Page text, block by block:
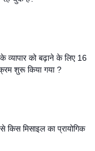
व्यापार को बढ़ाने के लिए 16
शुरू किया गया ?
किस मिसाइल का प्रायोगिक